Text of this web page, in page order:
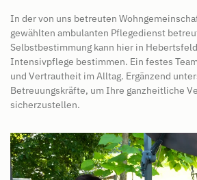
In der von uns betreuten
gewählten ambulanten Pflegedienst
Selbstbestimmung kann hier in
Intensivpflege bestimmen. Ein festes
und Vertrautheit im Alltag. Ergänzend
Betreuungskräfte, um Ihre ganzheitliche
sicherzustellen.